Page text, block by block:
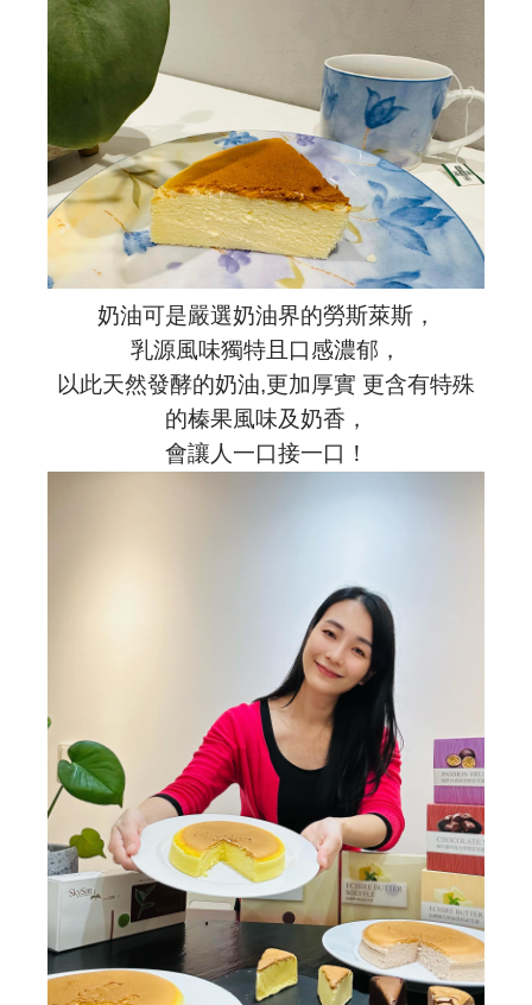
奶油可是嚴選奶油界的勞斯萊斯，
乳源風味獨特且口感濃郁，
以此天然發酵的奶油,更加厚實 更含有特殊
的榛果風味及奶香，
會讓人一口接一口！